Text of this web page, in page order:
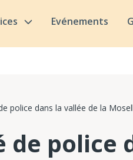
Evénements
police dans la vallée de la
police